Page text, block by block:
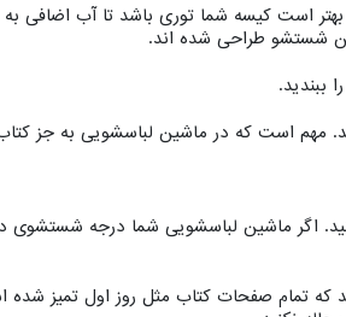
است کیسه شما توری باشد تا آب اضافی
شستشو طراحی شده اند.
ببندید.
مهم است که در ماشین لباسشویی به جز
ملایم مثل شستشوی ۳۰ دقیقه‌ای آغاز کنید. اگر ماشین
که تمام صفحات کتاب مثل روز اول